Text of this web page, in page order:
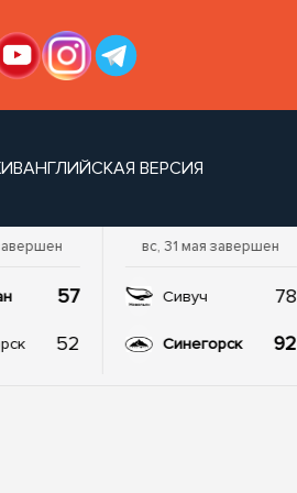
АНГЛИЙСКАЯ ВЕРСИЯ
57
52
вс, 31 мая завершен
Сивуч 78
Синегорск 92